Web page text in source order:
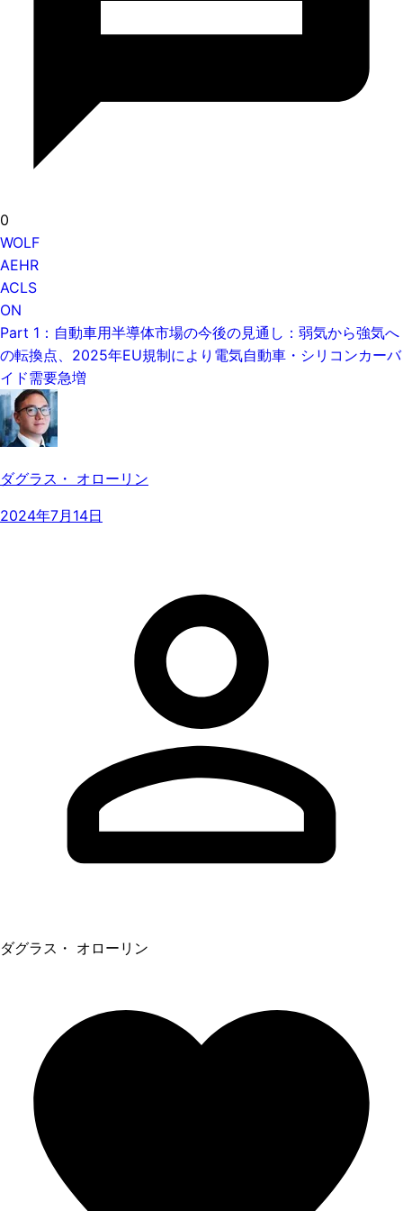
0
WOLF
AEHR
ACLS
ON
Part 1：自動車用半導体市場の今後の見通し：弱気から強気へ
の転換点、2025年EU規制により電気自動車・シリコンカーバ
イド需要急増
ダグラス・ オローリン
2024年7月14日
ダグラス・ オローリン